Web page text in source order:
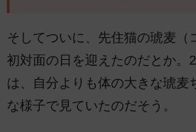
そしてついに、先住猫の琥麦（
初対面の日を迎えたのだとか。
は、自分よりも体の大きな琥麦
な様子で見ていたのだそう。